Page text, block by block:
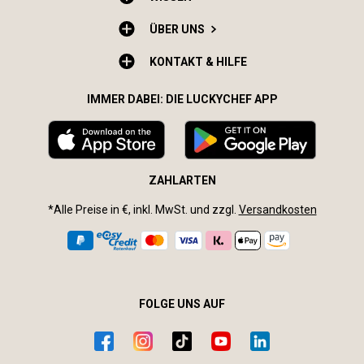
ÜBER UNS
KONTAKT & HILFE
IMMER DABEI: DIE LUCKYCHEF APP
ZAHLARTEN
*Alle Preise in €, inkl. MwSt. und zzgl. Versandkosten
FOLGE UNS AUF